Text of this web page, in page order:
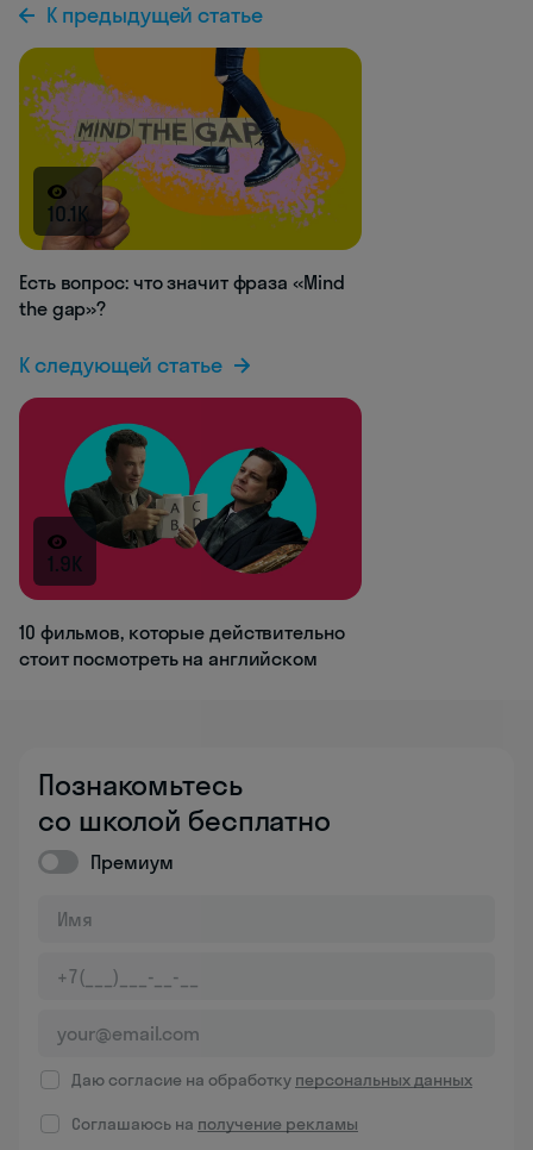
К предыдущей статье
10.1K
Есть вопрос: что значит фраза «Mind
the gap»?
К следующей статье
1.9K
10 фильмов, которые действительно
стоит посмотреть на английском
Познакомьтесь
со школой бесплатно
Премиум
Даю согласие на обработку персональных данных
Соглашаюсь на получение рекламы